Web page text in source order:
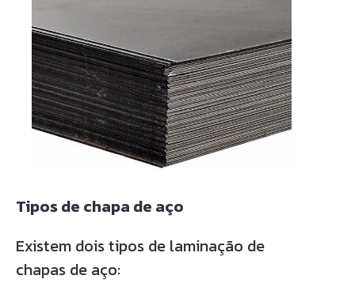
Tipos de chapa de aço
Existem dois tipos de laminação de
chapas de aço: